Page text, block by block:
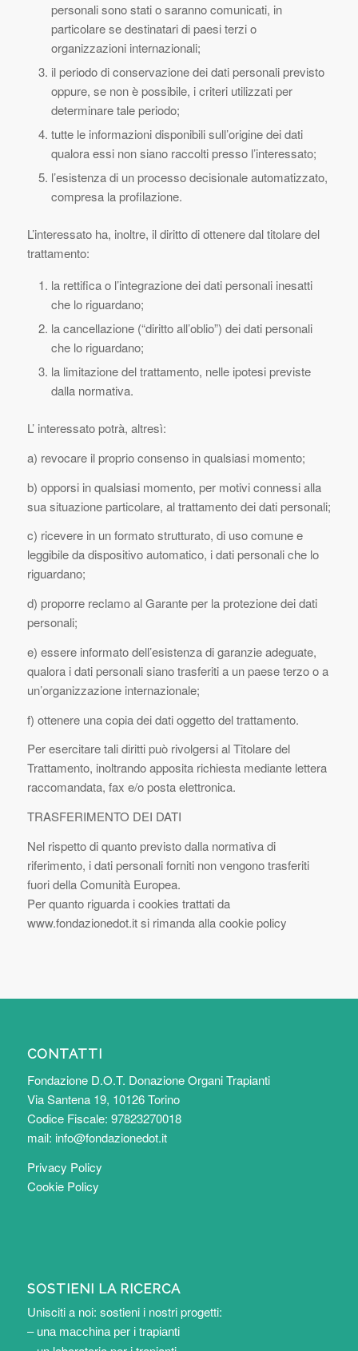
personali sono stati o saranno comunicati, in
particolare se destinatari di paesi terzi o
organizzazioni internazionali;
il periodo di conservazione dei dati personali previsto
oppure, se non è possibile, i criteri utilizzati per
determinare tale periodo;
tutte le informazioni disponibili sull’origine dei dati
qualora essi non siano raccolti presso l’interessato;
l’esistenza di un processo decisionale automatizzato,
compresa la profilazione.
L’interessato ha, inoltre, il diritto di ottenere dal titolare del
trattamento:
la rettifica o l’integrazione dei dati personali inesatti
che lo riguardano;
la cancellazione (“diritto all’oblio”) dei dati personali
che lo riguardano;
la limitazione del trattamento, nelle ipotesi previste
dalla normativa.
L’ interessato potrà, altresì:
a) revocare il proprio consenso in qualsiasi momento;
b) opporsi in qualsiasi momento, per motivi connessi alla
sua situazione particolare, al trattamento dei dati personali;
c) ricevere in un formato strutturato, di uso comune e
leggibile da dispositivo automatico, i dati personali che lo
riguardano;
d) proporre reclamo al Garante per la protezione dei dati
personali;
e) essere informato dell’esistenza di garanzie adeguate,
qualora i dati personali siano trasferiti a un paese terzo o a
un’organizzazione internazionale;
f) ottenere una copia dei dati oggetto del trattamento.
Per esercitare tali diritti può rivolgersi al Titolare del
Trattamento, inoltrando apposita richiesta mediante lettera
raccomandata, fax e/o posta elettronica.
TRASFERIMENTO DEI DATI
Nel rispetto di quanto previsto dalla normativa di
riferimento, i dati personali forniti non vengono trasferiti
fuori della Comunità Europea.
Per quanto riguarda i cookies trattati da
www.fondazionedot.it si rimanda alla cookie policy
CONTATTI
Fondazione D.O.T. Donazione Organi Trapianti
Via Santena 19, 10126 Torino
Codice Fiscale: 97823270018
mail: info@fondazionedot.it
Privacy Policy
Cookie Policy
SOSTIENI LA RICERCA
Unisciti a noi: sostieni i nostri progetti:
– una macchina per i trapianti